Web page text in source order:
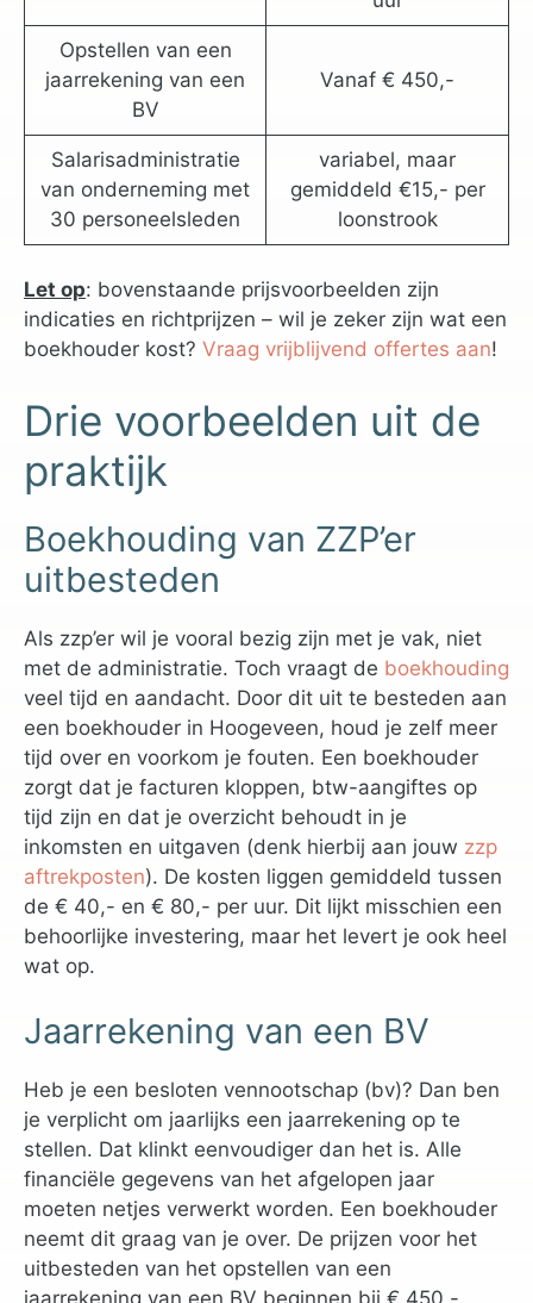
Opstellen van een
jaarrekening van een
BV
Vanaf € 450,-
Salarisadministratie
van onderneming met
30 personeelsleden
variabel, maar
gemiddeld €15,- per
loonstrook
Let op: bovenstaande prijsvoorbeelden zijn
indicaties en richtprijzen – wil je zeker zijn wat een
boekhouder kost? Vraag vrijblijvend offertes aan!
Drie voorbeelden uit de
praktijk
Boekhouding van ZZP’er
uitbesteden
Als zzp’er wil je vooral bezig zijn met je vak, niet
met de administratie. Toch vraagt de boekhouding
veel tijd en aandacht. Door dit uit te besteden aan
een boekhouder in Hoogeveen, houd je zelf meer
tijd over en voorkom je fouten. Een boekhouder
zorgt dat je facturen kloppen, btw-aangiftes op
tijd zijn en dat je overzicht behoudt in je
inkomsten en uitgaven (denk hierbij aan jouw zzp
aftrekposten). De kosten liggen gemiddeld tussen
de € 40,- en € 80,- per uur. Dit lijkt misschien een
behoorlijke investering, maar het levert je ook heel
wat op.
Jaarrekening van een BV
Heb je een besloten vennootschap (bv)? Dan ben
je verplicht om jaarlijks een jaarrekening op te
stellen. Dat klinkt eenvoudiger dan het is. Alle
financiële gegevens van het afgelopen jaar
moeten netjes verwerkt worden. Een boekhouder
neemt dit graag van je over. De prijzen voor het
uitbesteden van het opstellen van een